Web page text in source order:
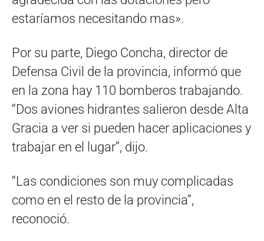
estaríamos necesitando mas».
Por su parte, Diego Concha, director de
Defensa Civil de la provincia, informó que
en la zona hay 110 bomberos trabajando.
“Dos aviones hidrantes salieron desde Alta
Gracia a ver si pueden hacer aplicaciones y
trabajar en el lugar”, dijo.
“Las condiciones son muy complicadas
como en el resto de la provincia”,
reconoció.